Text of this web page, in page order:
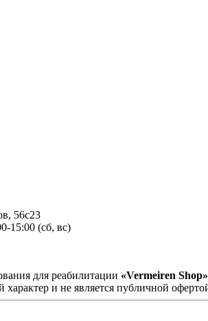
56с23
15:00 (сб, вс)
для реабилитации «Vermeiren Shop»
и не является публичной